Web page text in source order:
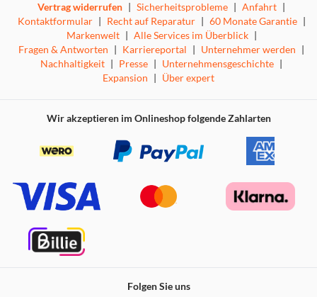
Vertrag widerrufen | Sicherheitsprobleme | Anfahrt |
Kontaktformular | Recht auf Reparatur | 60 Monate Garantie |
Markenwelt | Alle Services im Überblick |
Fragen & Antworten | Karriereportal | Unternehmer werden |
Nachhaltigkeit | Presse | Unternehmensgeschichte |
Expansion | Über expert
Wir akzeptieren im Onlineshop folgende Zahlarten
Folgen Sie uns